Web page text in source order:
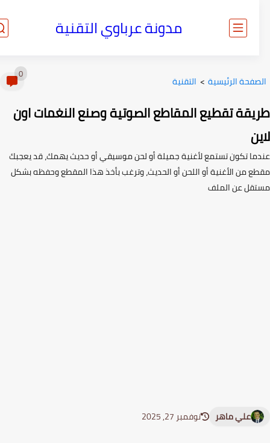
مدونة عرباوي التقنية
الرئيسية> التقنية
تقطيع المقاطع الصوتية وصنع النغمات اون
تكون تستمع لأغنية جميلة أو لحن موسيقي أو حديث يهمك، قد يعجبك
من الأغنية أو اللحن أو الحديث، وترغب بأخذ هذا المقطع وحفظه بشكل
عن الملف
علي ماهر نوفمبر 27, 2025